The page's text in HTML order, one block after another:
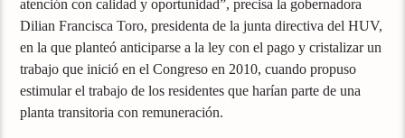
atención con calidad y oportunidad”, precisa la gobernadora
Dilian Francisca Toro, presidenta de la junta directiva del HUV,
en la que planteó anticiparse a la ley con el pago y cristalizar un
trabajo que inició en el Congreso en 2010, cuando propuso
estimular el trabajo de los residentes que harían parte de una
planta transitoria con remuneración.